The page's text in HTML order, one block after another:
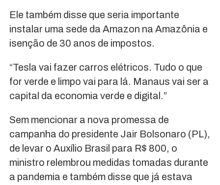
Ele também disse que seria importante
instalar uma sede da Amazon na Amazônia e
isenção de 30 anos de impostos.
“Tesla vai fazer carros elétricos. Tudo o que
for verde e limpo vai para lá. Manaus vai ser a
capital da economia verde e digital.”
Sem mencionar a nova promessa de
campanha do presidente Jair Bolsonaro (PL),
de levar o Auxílio Brasil para R$ 800, o
ministro relembrou medidas tomadas durante
a pandemia e também disse que já estava